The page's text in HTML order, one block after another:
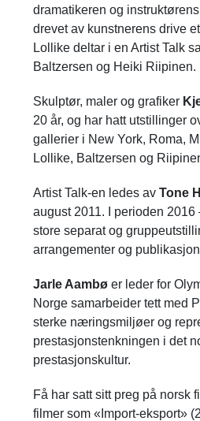
dramatikeren og
drevet av kunstnerens drive
Lollike deltar i en Artist Talk
Baltzersen og Heiki Riipinen.
Skulptør, maler og grafiker
20 år, og har hatt utstillinger
gallerier i New York, Roma,
Lollike, Baltzersen og
Artist Talk-en ledes av Tone
august 2011. I perioden
store separat og
arrangementer og
Jarle Aambøer leder for
Norge samarbeider tett med
sterke næringsmiljøer og
prestasjonstenkningen i det
prestasjonskultur.
Få har satt sitt preg på norsk
filmer som «Import-eksport»